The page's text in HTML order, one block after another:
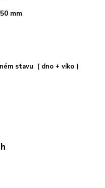
mm
stavu ( dno + víko )